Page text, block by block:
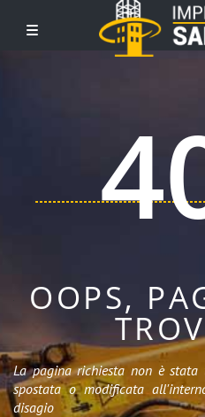
OOPS,
La pagina richiesta non è stata
spostata o modificata
disagio